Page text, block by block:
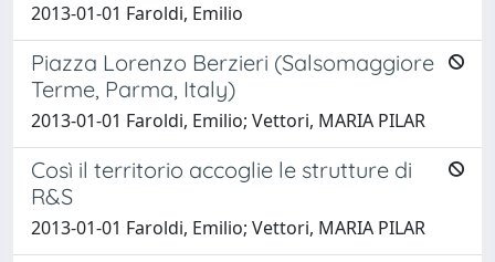
2013-01-01 Faroldi, Emilio
Piazza Lorenzo Berzieri (Salsomaggiore
Terme, Parma, Italy)
2013-01-01 Faroldi, Emilio; Vettori, MARIA PILAR
Così il territorio accoglie le strutture di
R&S
2013-01-01 Faroldi, Emilio; Vettori, MARIA PILAR